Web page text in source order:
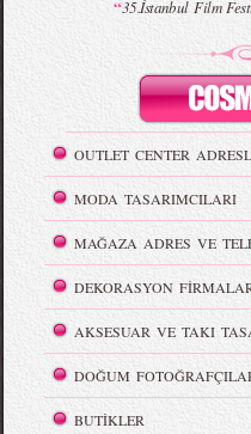
“35.İstanbul Film
OUTLET CENTER
MODA TASARIMCILARI
MAĞAZA ADRES VE
DEKORASYON
AKSESUAR VE TAKI
DOĞUM
BUTİKLER